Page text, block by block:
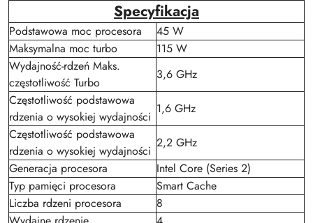
Specyfikacja
Podstawowa moc procesora
45 W
Maksymalna moc turbo
115 W
Wydajność-rdzeń Maks.
częstotliwość Turbo
3,6 GHz
Częstotliwość podstawowa
rdzenia o wysokiej wydajności
1,6 GHz
Częstotliwość podstawowa
rdzenia o wysokiej wydajności
2,2 GHz
Generacja procesora
Intel Core (Series 2)
Typ pamięci procesora
Smart Cache
Liczba rdzeni procesora
8